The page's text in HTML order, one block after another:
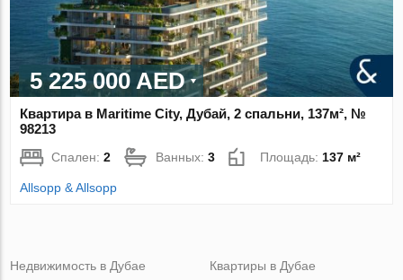
5 225 000 AED
Квартира в Maritime City, Дубай, 2 спальни, 137м², №
98213
Спален:2 Ванных:3 Площадь: 137 м²
Allsopp & Allsopp
Недвижимость в Дубае
Квартиры в Дубае